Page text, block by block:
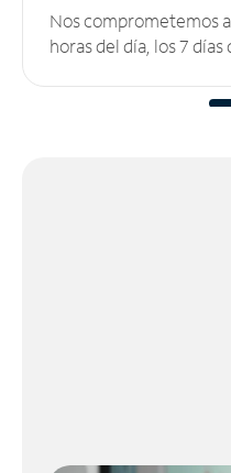
Nos comprometemos
horas del día, los 7 días